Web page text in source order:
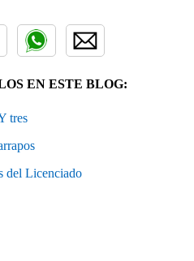
EN ESTE BLOG:
tres
del Licenciado